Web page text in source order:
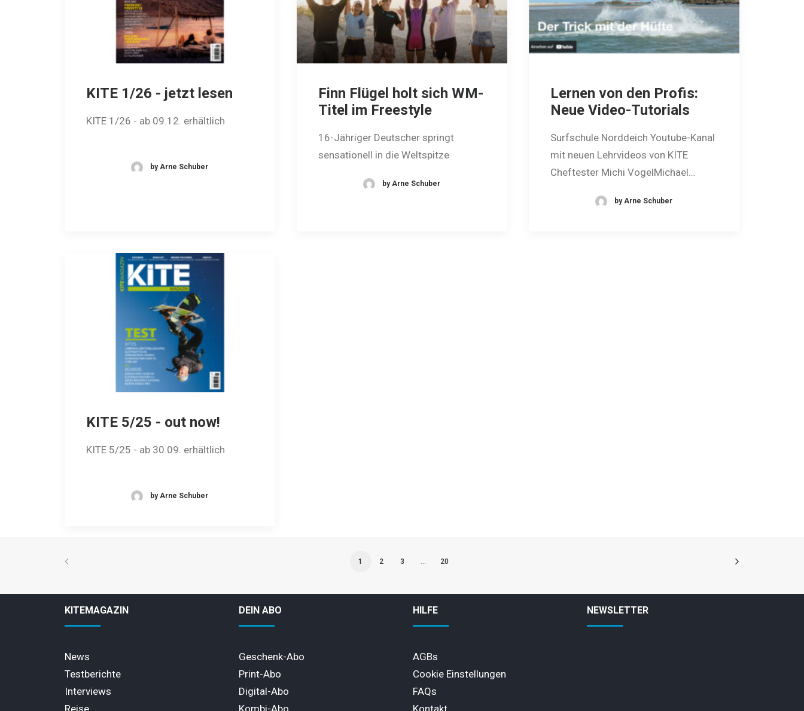
KITE 1/26 - jetzt lesen
KITE 1/26 - ab 09.12. erhältlich
by Arne Schuber
Finn Flügel holt sich WM-
Titel im Freestyle
16-Jähriger Deutscher springt
sensationell in die Weltspitze
by Arne Schuber
Lernen von den Profis:
Neue Video-Tutorials
Surfschule Norddeich Youtube-Kanal
mit neuen Lehrvideos von KITE
Cheftester Michi VogelMichael…
by Arne Schuber
KITE 5/25 - out now!
KITE 5/25 - ab 30.09. erhältlich
by Arne Schuber
1 2 3 20
KITEMAGAZIN
News
Testberichte
Interviews
Reise
DEIN ABO
Geschenk-Abo
Print-Abo
Digital-Abo
Kombi-Abo
HILFE
AGBs
Cookie Einstellungen
FAQs
Kontakt
NEWSLETTER